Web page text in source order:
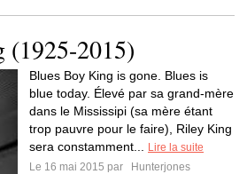
2015)
Blues Boy King is gone. Blues is
blue today. Élevé par sa grand-mère
dans le Mississipi (sa mère étant
trop pauvre pour le faire), Riley King
sera constamment...
Lire la suite
Le 16 mai 2015 par
Hunterjones